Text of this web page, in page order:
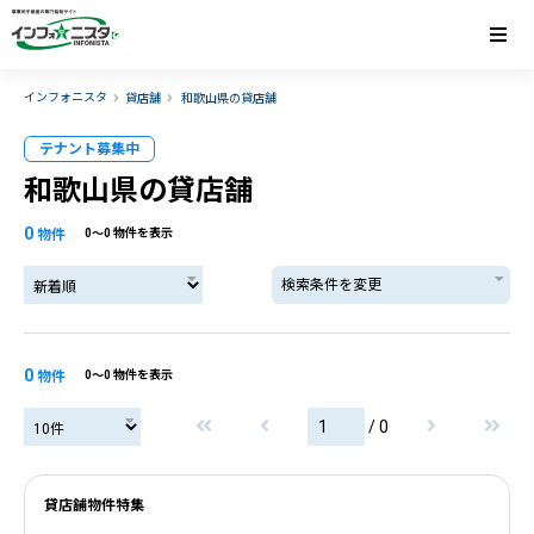
インフォニスタ 貸店舗 和歌山県の貸店舗
テナント募集中
和歌山県の貸店舗
0 物件 0〜0 物件を表示
検索条件を変更
0 物件 0〜0 物件を表示
/ 0
貸店舗物件特集